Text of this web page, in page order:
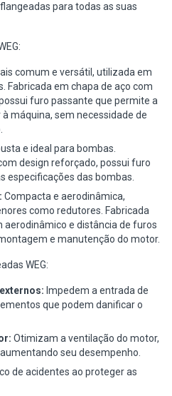
para todas as suas
comum e versátil, utilizada em
Fabricada em chapa de aço com
furo passante que permite a
máquina, sem necessidade de
e ideal para bombas.
design reforçado, possui furo
especificações das bombas.
Compacta e aerodinâmica,
como redutores. Fabricada
aerodinâmico e distância de furos
e manutenção do motor.
WEG:
Impedem a entrada de
que podem danificar o
Otimizam a ventilação do motor,
seu desempenho.
de acidentes ao proteger as